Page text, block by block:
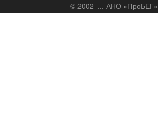
© 2002–... АНО «ПроБЕГ»